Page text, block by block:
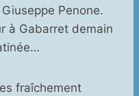
Penone.
à Gabarret demain
fraîchement